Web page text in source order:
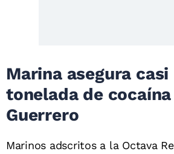
Marina asegura casi
tonelada de cocaína
Guerrero
Marinos adscritos a la Octava